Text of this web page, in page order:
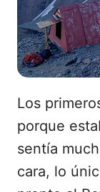
Los
porque
sentía
cara, lo